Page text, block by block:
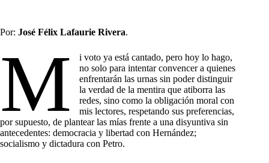
Por: José Félix Lafaurie Rivera.
M
i voto ya está cantado, pero hoy lo hago,
no solo para intentar convencer a quienes
enfrentarán las urnas sin poder distinguir
la verdad de la mentira que atiborra las
redes, sino como la obligación moral con
mis lectores, respetando sus preferencias,
por supuesto, de plantear las mías frente a una disyuntiva sin
antecedentes: democracia y libertad con Hernández;
socialismo y dictadura con Petro.